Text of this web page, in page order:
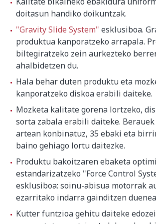
doitasun handiko doikuntzak.
"Gravity Slide System" esklusiboa.
produktua kanporatzeko arrapala.
biltegiratzeko zein aurkezteko
ahalbidetzen du.
Hala behar duten produktu eta
kanporatzeko diskoa erabili daiteke.
Mozketa kalitate gorena lortzeko,
sorta zabala erabili daiteke.
artean konbinatuz, 35 ebaki eta
baino gehiago lortu daitezke.
Produktu bakoitzaren ebaketa
estandarizatzeko "Force Control
esklusiboa: soinu-abisua motorrak
ezarritako indarra gainditzen
Kutter funtzioa gehitu daiteke